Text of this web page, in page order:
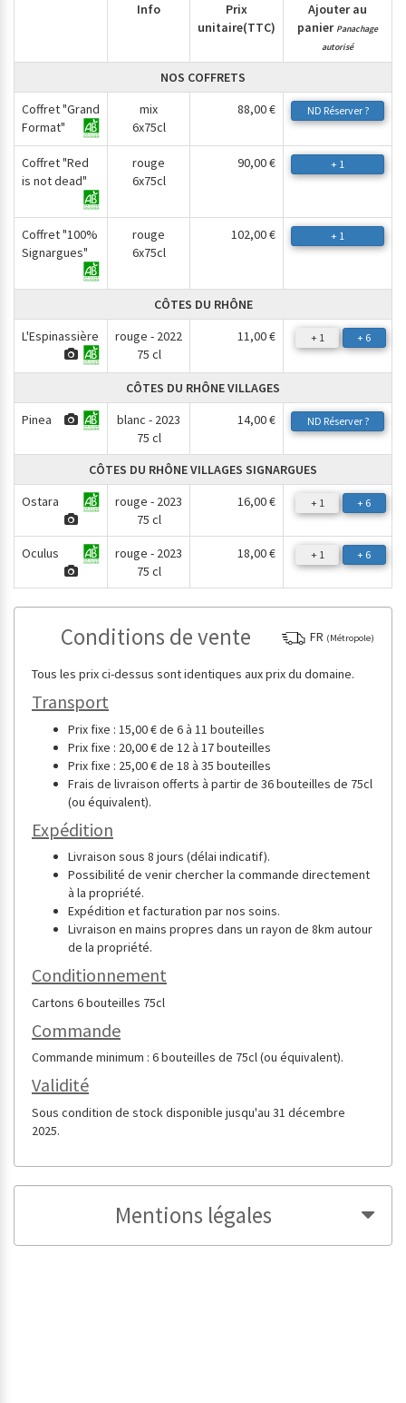
Info
Prix
unitaire(TTC)
Ajouter au
panier Panachage
autorisé
NOS COFFRETS
Coffret "Grand
Format"
mix
6x75cl
88,00 € ND Réserver ?
Coffret "Red
is not dead"
rouge
6x75cl
90,00 € + 1
Coffret "100%
Signargues"
rouge
6x75cl
102,00 € + 1
CÔTES DU RHÔNE
L'Espinassière
rouge - 2022
75 cl
11,00 € + 1 + 6
CÔTES DU RHÔNE VILLAGES
Pinea
blanc - 2023
75 cl
14,00 € ND Réserver ?
CÔTES DU RHÔNE VILLAGES SIGNARGUES
Ostara
rouge - 2023
75 cl
16,00 € + 1 + 6
Oculus
rouge - 2023
75 cl
18,00 € + 1 + 6
FR (Métropole)
Conditions de vente
Tous les prix ci-dessus sont identiques aux prix du domaine.
Transport
Prix fixe : 15,00 € de 6 à 11 bouteilles
Prix fixe : 20,00 € de 12 à 17 bouteilles
Prix fixe : 25,00 € de 18 à 35 bouteilles
Frais de livraison offerts à partir de 36 bouteilles de 75cl
(ou équivalent).
Expédition
Livraison sous 8 jours (délai indicatif).
Possibilité de venir chercher la commande directement
à la propriété.
Expédition et facturation par nos soins.
Livraison en mains propres dans un rayon de 8km autour
de la propriété.
Conditionnement
Cartons 6 bouteilles 75cl
Commande
Commande minimum : 6 bouteilles de 75cl (ou équivalent).
Validité
Sous condition de stock disponible jusqu'au 31 décembre
2025.
Mentions légales